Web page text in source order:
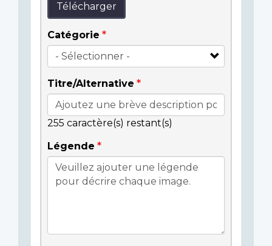
Télécharger
Catégorie
Titre/Alternative
255 caractère(s) restant(s)
Légende